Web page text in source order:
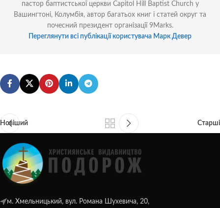
пастор баптистської церкви Capitol Hill Baptist Church у
Вашингтоні, Колумбія, автор багатьох книг і статей округ та
почесний президент організації 9Marks.
Переглянути всі публікації користувача Марк Девер
Новіший Старші
м. Хмельницький, вул. Романа Шухевича, 20,